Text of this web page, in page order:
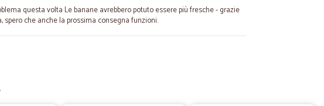
questa volta Le banane avrebbero potuto essere più fresche - grazie
spero che anche la prossima consegna funzioni.
... i prodotti che cercavo ...! Lo consiglio